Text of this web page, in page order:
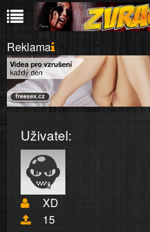
Reklama
Uživatel:
XD
15